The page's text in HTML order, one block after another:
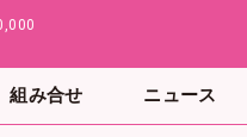
組み合せ ニュース